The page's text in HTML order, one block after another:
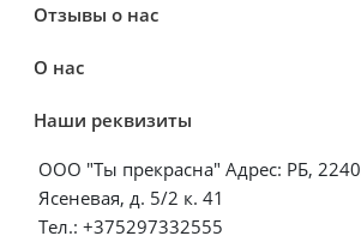
Отзывы о нас
О нас
Наши реквизиты
ООО "Ты прекрасна" Адрес: РБ,
Ясеневая, д. 5/2 к. 41
Тел.: +375297332555